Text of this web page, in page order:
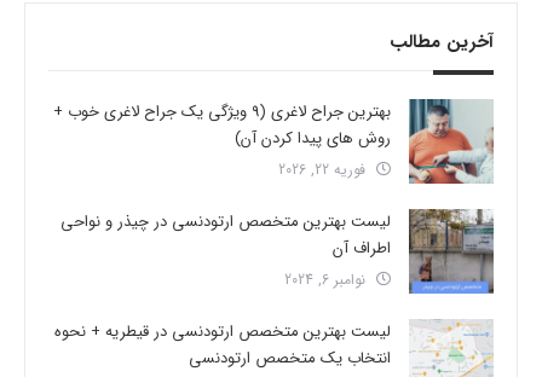
آخرین مطالب
بهترین جراح لاغری (9 ویژگی یک جراح لاغری خوب +
روش های پیدا کردن آن)
فوریه 22, 2026
لیست بهترین متخصص ارتودنسی در چیذر و نواحی
اطراف آن
نوامبر 6, 2024
لیست بهترین متخصص ارتودنسی در قیطریه + نحوه
انتخاب یک متخصص ارتودنسی